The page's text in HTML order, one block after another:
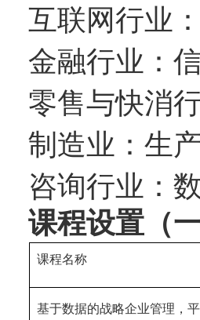
互联网行业
金融行业：
零售与快消
制造业：生
咨询行业：
课程设置（
课程名称
基于数据的战略企业管理，平